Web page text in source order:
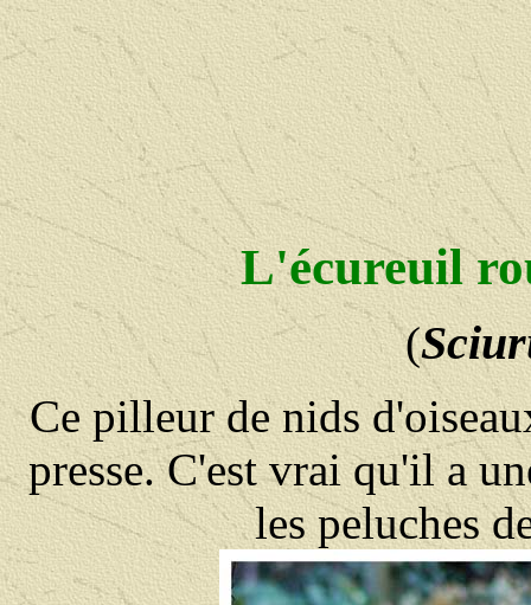
L'écureuil
(
Ce pilleur de nids
presse. C'est vrai qu'il a
les peluches